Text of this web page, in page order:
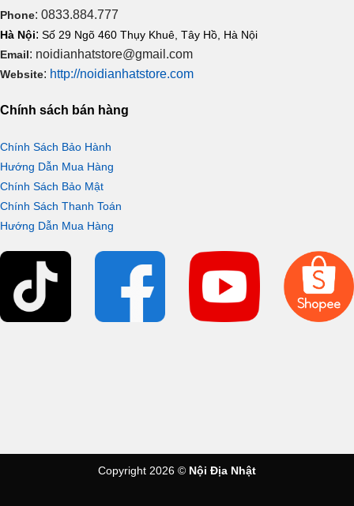
Phone: 0833.884.777
Hà Nội: Số 29 Ngõ 460 Thụy Khuê, Tây Hồ, Hà Nội
Email: noidianhatstore@gmail.com
Website: http://noidianhatstore.com
Chính sách bán hàng
Chính Sách Bảo Hành
Hướng Dẫn Mua Hàng
Chính Sách Bảo Mật
Chính Sách Thanh Toán
Hướng Dẫn Mua Hàng
Copyright 2026 © Nội Địa Nhật